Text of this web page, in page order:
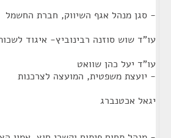
- סגן מנהל אגף השיווק, חברת החשמל
עו"ד שוש סוזנה רבינוביץ- איגוד
עו"ד יעל כהן שוואט
- יועצת משפטית, המועצה לצרכנות
יגאל אכטנברג